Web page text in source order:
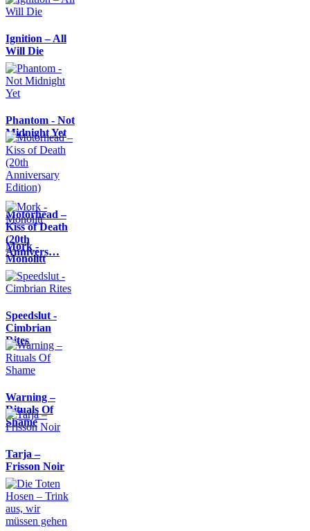
Ignition – All
Will Die
Phantom - Not
Midnight Yet
Motörhead –
Kiss of Death
(20th
Annivers…
Mork -
Monolitt
Speedslut -
Cimbrian
Rites
Warning –
Rituals Of
Shame
Tarja –
Frisson Noir